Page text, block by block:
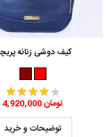
کیف دوشی زنانه
4,920,000 تومان
توضیحات و خرید